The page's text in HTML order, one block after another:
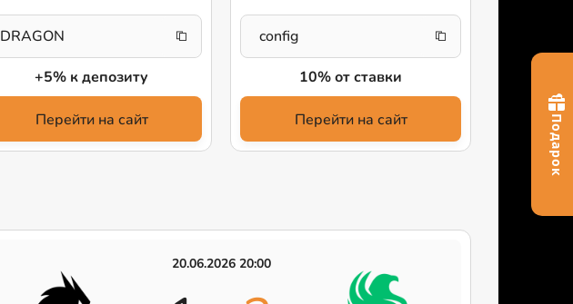
DRAGON
+5% к депозиту
Перейти на сайт
config
10% от ставки
Перейти на сайт
20.06.2026 20:00